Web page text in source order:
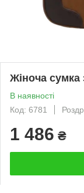
Жіноча сумка
В наявності
Код: 6781
1 486 ₴